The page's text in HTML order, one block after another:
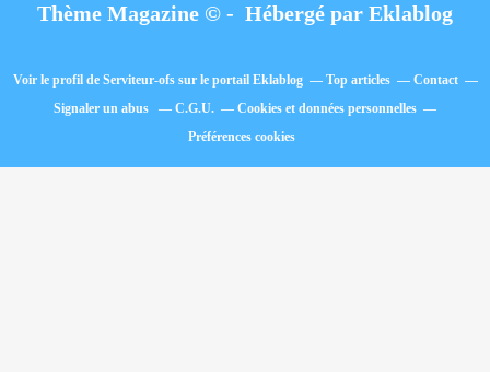
Thème Magazine © - Hébergé par Eklablog
Voir le profil de Serviteur-ofssur le portail Eklablog Top articles
Contact
Signaler un abus
C.G.U.
Cookies et données personnelles
Préférences cookies